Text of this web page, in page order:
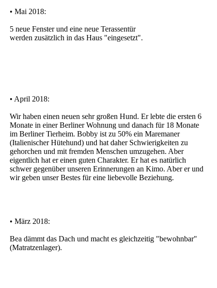
• Mai 2018:
5 neue Fenster und eine neue Terassentür
werden zusätzlich in das Haus "eingesetzt".
• April 2018:
Wir haben einen neuen sehr großen Hund. Er lebte die ersten 6
Monate in einer Berliner Wohnung und danach für 18 Monate
im Berliner Tierheim. Bobby ist zu 50% ein Maremaner
(Italienischer Hütehund) und hat daher Schwierigkeiten zu
gehorchen und mit fremden Menschen umzugehen. Aber
eigentlich hat er einen guten Charakter. Er hat es natürlich
schwer gegenüber unseren Erinnerungen an Kimo. Aber er und
wir geben unser Bestes für eine liebevolle Beziehung.
• März 2018:
Bea dämmt das Dach und macht es gleichzeitig "bewohnbar"
(Matratzenlager).